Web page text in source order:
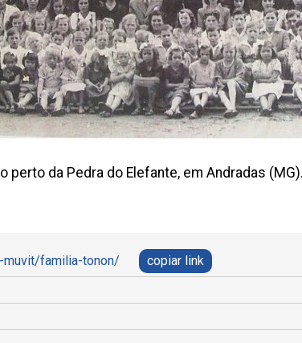
da Pedra do Elefante, em Andradas (MG).
muvit/familia-tonon/
copiar link